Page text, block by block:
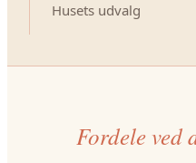
Husets udvalg
Fordele ved